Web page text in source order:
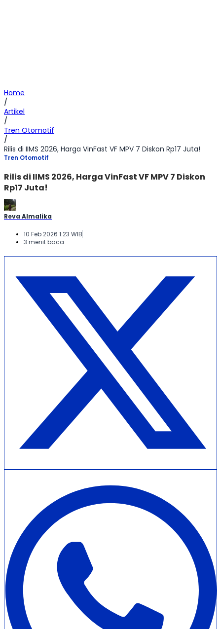
Home
/
Artikel
/
Tren Otomotif
/
Rilis di IIMS 2026, Harga VinFast VF MPV 7 Diskon Rp17 Juta!
Tren Otomotif
Rilis di IIMS 2026, Harga VinFast VF MPV 7 Diskon
Rp17 Juta!
Reva Almalika
10 Feb 2026 1:23 WIB
3 menit baca